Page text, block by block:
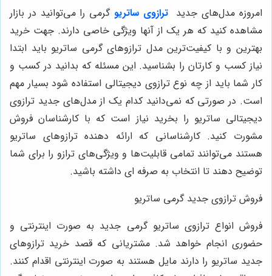
مدل‌های جدیدترازوی ساتریو گرمی را می‌توانید در بازار
کنید که هر یک از آنها ویژگی خاصی دارند. جهت خرید
و با کیفیت‌ترین مدل ترازوهای گرمی ساتریو باید ابتدا
کسب و کارتان را بشناسید. این مسئله که بدانید در کسب و
شما باید از چه نوع ترازوی دیجیتالی استفاده شود بسیار مهم
در صورتی که نمی‌دانید کدام یک از مدل‌های جدید ترازوی
ساتریو را بخرید نیاز است که با کارشناسان فروش
کنید. کارشناسانی که ارائه دهنده ترازوهای ساتریو
می‌توانند تمامی قابلیت‌ها و ویژگی‌های ترازو را برای شما
دهند تا انتخاب به صرفه ای داشته باشید.
ترازوی جدید گرمی ساتریو
انواع ترازوی ساتریو گرمی جدید به صورت اینترنتی و
انجام خواهد شد. مشتریانی که قصد خرید ترازوهای
ساتریو را دارند مایل هستند به صورت اینترنتی اقدام کنند.